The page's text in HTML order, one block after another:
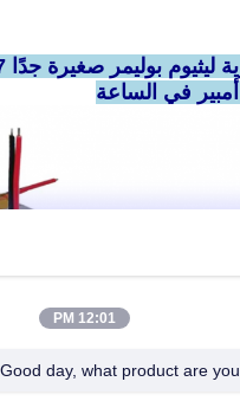
12:01 PM
Good day, what product are you